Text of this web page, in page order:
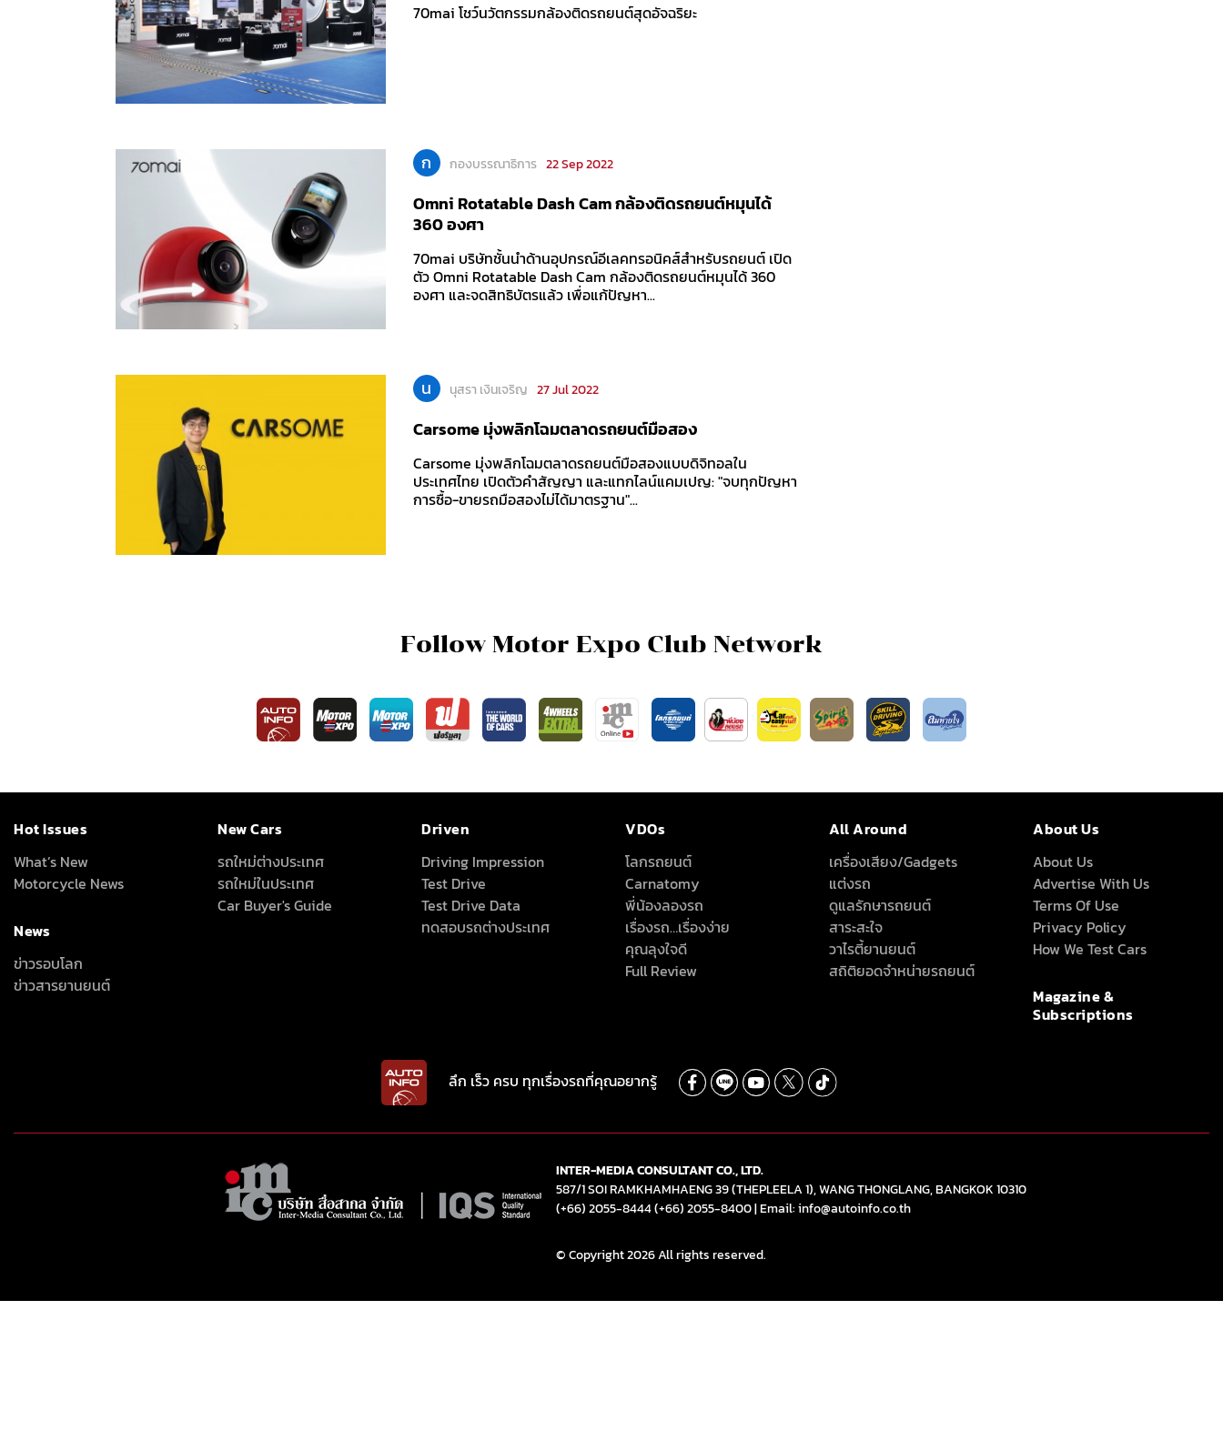
70mai โชว์นวัตกรรมกล้องติดรถยนต์สุดอัจฉริยะ
ก กองบรรณาธิการ 22 Sep 2022
Omni Rotatable Dash Cam กล้องติดรถยนต์หมุนได้
360 องศา
70mai บริษัทชั้นนำด้านอุปกรณ์อีเลคทรอนิคส์สำหรับรถยนต์ เปิด
ตัว Omni Rotatable Dash Cam กล้องติดรถยนต์หมุนได้ 360
องศา และจดสิทธิบัตรแล้ว เพื่อแก้ปัญหา...
น นุสรา เงินเจริญ 27 Jul 2022
Carsome มุ่งพลิกโฉมตลาดรถยนต์มือสอง
Carsome มุ่งพลิกโฉมตลาดรถยนต์มือสองแบบดิจิทอลใน
ประเทศไทย เปิดตัวคำสัญญา และแทกไลน์แคมเปญ: "จบทุกปัญหา
การซื้อ-ขายรถมือสองไม่ได้มาตรฐาน"...
Follow Motor Expo Club Network
Hot Issues
What’s New
Motorcycle News
News
ข่าวรอบโลก
ข่าวสารยานยนต์
New Cars
รถใหม่ต่างประเทศ
รถใหม่ในประเทศ
Car Buyer's Guide
Driven
Driving Impression
Test Drive
Test Drive Data
ทดสอบรถต่างประเทศ
VDOs
โลกรถยนต์
Carnatomy
พี่น้องลองรถ
เรื่องรถ…เรื่องง่าย
คุณลุงใจดี
Full Review
All Around
เครื่องเสียง/Gadgets
แต่งรถ
ดูแลรักษารถยนต์
สาระสะใจ
วาไรตี้ยานยนต์
สถิติยอดจำหน่ายรถยนต์
About Us
About Us
Advertise With Us
Terms Of Use
Privacy Policy
How We Test Cars
Magazine &
Subscriptions
ลึก เร็ว ครบ ทุกเรื่องรถที่คุณอยากรู้
INTER-MEDIA CONSULTANT CO., LTD.
587/1 SOI RAMKHAMHAENG 39 (THEPLEELA 1), WANG THONGLANG, BANGKOK 10310
(+66) 2055-8444(+66) 2055-8400|Email: info@autoinfo.co.th
© Copyright 2026 All rights reserved.